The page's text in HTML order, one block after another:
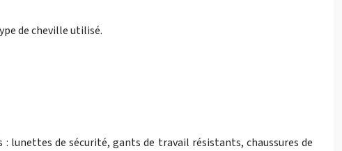
de cheville utilisé.
de sécurité, gants de travail résistants, chaussures de